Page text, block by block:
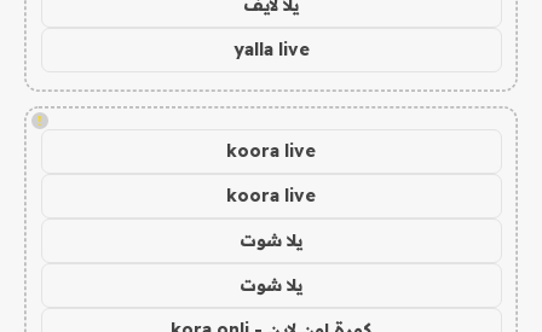
يلا لايف
yalla live
!
koora live
koora live
يلا شوت
يلا شوت